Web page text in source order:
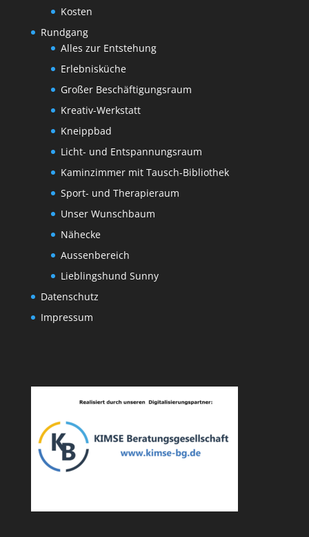
Kosten
Rundgang
Alles zur Entstehung
Erlebnisküche
Großer Beschäftigungsraum
Kreativ-Werkstatt
Kneippbad
Licht- und Entspannungsraum
Kaminzimmer mit Tausch-Bibliothek
Sport- und Therapieraum
Unser Wunschbaum
Nähecke
Aussenbereich
Lieblingshund Sunny
Datenschutz
Impressum